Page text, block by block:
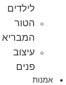
לילדים
הטור
המבריא
עיצוב
פנים
אמנות